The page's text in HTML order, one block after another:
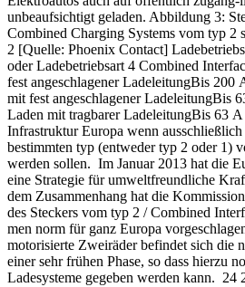
unbeaufsichtigt geladen. Abbildung 3:
Combined Charging Systems vom typ 2
2 [Quelle: Phoenix Contact]
oder Ladebetriebsart 4 Combined
fest angeschlagener LadeleitungBis
mit fest angeschlagener LadeleitungBis
Laden mit tragbarer LadeleitungBis 63
Infrastruktur Europa wenn
bestimmten typ (entweder typ 2 oder 1)
werden sollen. Im Januar 2013 hat die
eine Strategie für umweltfreundliche
dem Zusammenhang hat die
des Steckers vom typ 2 / Combined
men norm für ganz Europa
motorisierte Zweiräder befindet sich die
einer sehr frühen Phase, so dass hierzu
Ladesysteme gegeben werden kann. 24